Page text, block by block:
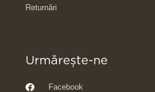
Returnări
Urmărește-ne
Facebook